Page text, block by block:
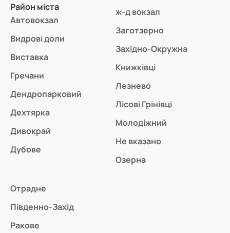
Район міста
Автовокзал
Видрові доли
Виставка
Гречани
Дендропарковий
Дехтярка
Дивокрай
Дубове
ж-д вокзал
Заготзерно
Західно-Окружна
Книжківці
Лезнево
Лісові Грінівці
Молодіжний
Не вказано
Озерна
Отрадне
Південно-Захід
Ракове